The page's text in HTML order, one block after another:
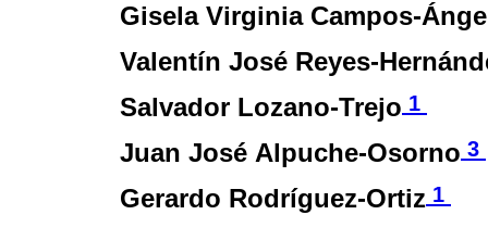
Gisela Virginia Campos-
Valentín José Reyes-
Salvador Lozano-Trejo 1
Juan José Alpuche-Osorno 3
Gerardo Rodríguez-Ortiz 1